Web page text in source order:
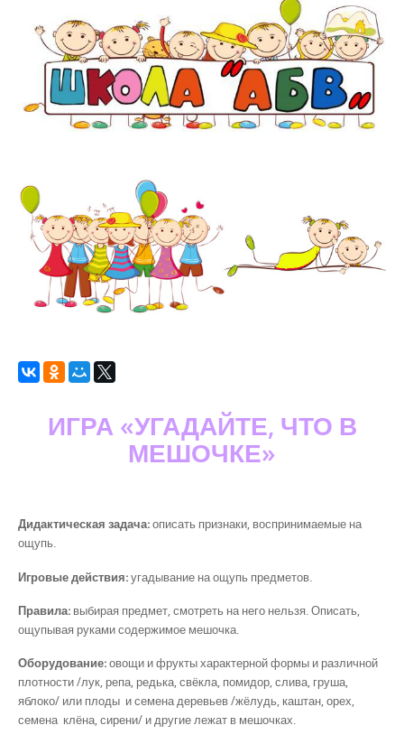
ИГРА «УГАДАЙТЕ, ЧТО В
МЕШОЧКЕ»
Дидактическая задача:описать признаки, воспринимаемые на
ощупь.
Игровые действия:угадывание на ощупь предметов.
Правила: выбирая предмет, смотреть на него нельзя. Описать,
ощупывая руками содержимое мешочка.
Оборудование:овощи и фрукты характерной формы и различной
плотности /лук, репа, редька, свёкла, помидор, слива, груша,
яблоко/ или плоды и семена деревьев /жёлудь, каштан, орех,
семена клёна, сирени/ и другие лежат в мешочках.